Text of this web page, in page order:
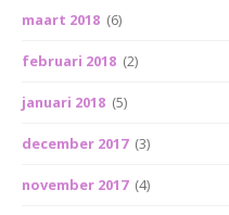
maart 2018 (6)
februari 2018 (2)
januari 2018 (5)
december 2017 (3)
november 2017 (4)